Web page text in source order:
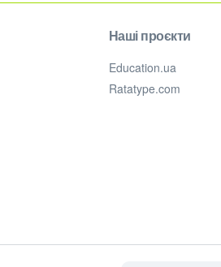
Наші проєкти
Education.ua
Ratatype.com